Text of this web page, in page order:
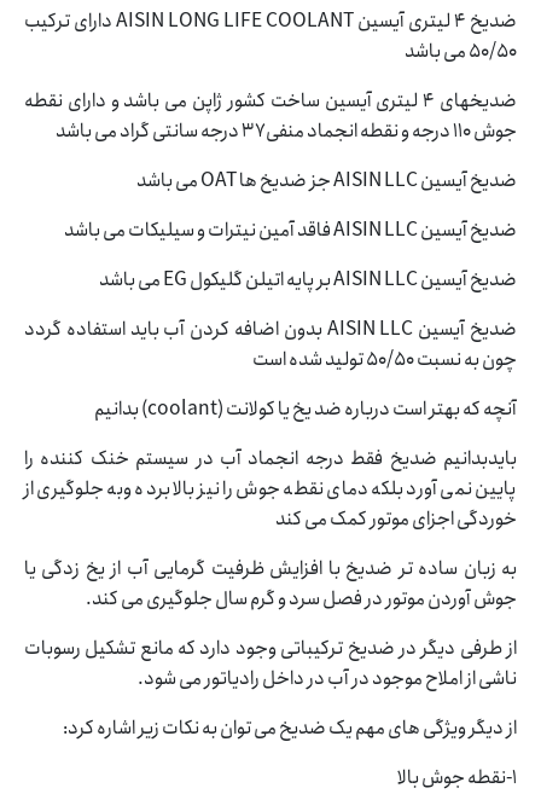
ضدیخ 4 لیتری آیسین AISIN LONG LIFE COOLANT دارای ترکیب
50/50 می باشد
ضدیخهای 4 لیتری آیسین ساخت کشور ژاپن می باشد و دارای نقطه
جوش 110 درجه و نقطه انجماد منفی37 درجه سانتی گراد می باشد
ضدیخ آیسین AISIN LLC جز ضدیخ ها OAT می باشد
ضدیخ آیسین AISIN LLC فاقد آمین نیترات و سیلیکات می باشد
ضدیخ آیسین AISIN LLC بر پایه اتیلن گلیکول EG می باشد
ضدیخ آیسین AISIN LLC بدون اضافه کردن آب باید استفاده گردد
چون به نسبت 50/50 تولید شده است
آنچه که بهتر است درباره ضد یخ یا کولانت (coolant) بدانیم
بایدبدانیم ضدیخ فقط درجه انجماد آب در سیستم خنک کننده را
پایین نمی آورد بلکه دمای نقطه جوش را نیز بالا برده وبه جلوگیری از
خوردگی اجزای موتور کمک می کند
به زبان ساده تر ضدیخ با افزایش ظرفیت گرمایی آب از یخ زدگی یا
جوش آوردن موتور در فصل سرد و گرم سال جلوگیری می کند.
از طرفی دیگر در ضدیخ ترکیباتی وجود دارد که مانع تشکیل رسوبات
ناشی از املاح موجود در آب در داخل رادیاتور می شود.
از دیگر ویژگی های مهم یک ضدیخ می توان به نکات زیر اشاره کرد:
1-نقطه جوش بالا